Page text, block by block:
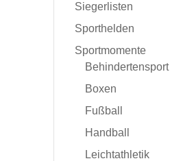
Siegerlisten
Sporthelden
Sportmomente
Behindertensport
Boxen
Fußball
Handball
Leichtathletik